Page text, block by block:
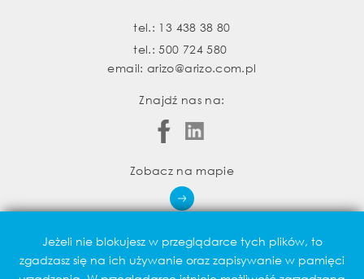
Jeżeli nie blokujesz w przeglądarce tych plików, to
zgadzasz się na ich używanie oraz zapisywanie w pamięci
tel.: 13 438 38 80
tel.:500 724 580
email:arizo@arizo.com.pl
Znajdź nas na:
Zobacz na mapie